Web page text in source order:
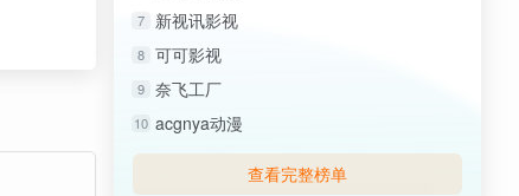
7 新视讯影视
8 可可影视
9 奈飞工厂
10 acgnya动漫
查看完整榜单